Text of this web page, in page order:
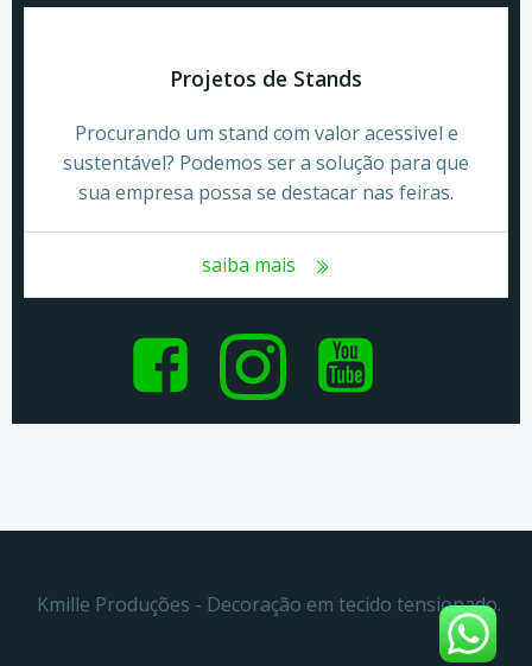
Projetos de Stands
Procurando um stand com valor acessivel e
sustentável? Podemos ser a solução para que
sua empresa possa se destacar nas feiras.
saiba mais
Kmille Produções - Decoração em tecido tensionado.